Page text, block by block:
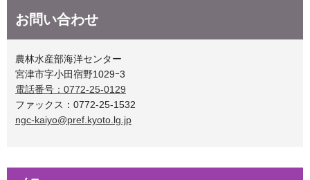
お問い合わせ
農林水産部海洋センター
宮津市字小田宿野1029ｰ3
電話番号：0772-25-0129
ファックス：0772-25-1532
ngc-kaiyo@pref.kyoto.lg.jp